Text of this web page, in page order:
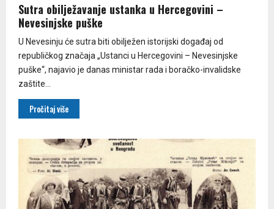
Sutra obilježavanje ustanka u Hercegovini –
Nevesinjske puške
U Nevesinju će sutra biti obilježen istorijski događaj od
republičkog značaja „Ustanci u Hercegovini – Nevesinjske
puške“, najavio je danas ministar rada i boračko-invalidske
zaštite...
Pročitaj više